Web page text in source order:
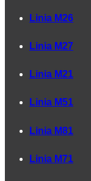
Linia M26
Linia M27
Linia M21
Linia M51
Linia M81
Linia M71